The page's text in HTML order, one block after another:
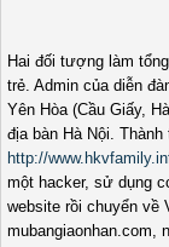
Hai đối tượng làm
trẻ. Admin của diễn
Yên Hòa (Cầu Giấy,
địa bàn Hà Nội.
http://
một hacker, sử dụng
website rồi chuyển về
mubangiaonhan.com,